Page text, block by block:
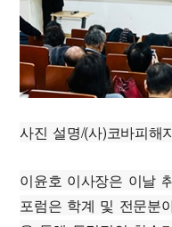
사진 설명/(사)코바피해
이윤호 이사장은 이날
포럼은 학계 및 전문분